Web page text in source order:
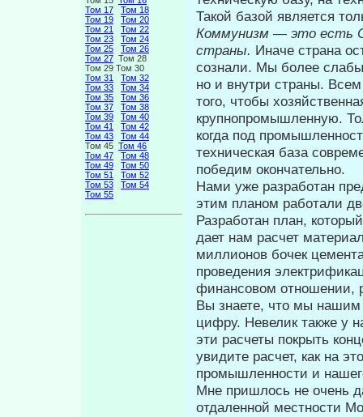
Том 17
Том 18
Том 19
Том 20
Том 21
Том 22
Том 23
Том 24
Том 25
Том 26
Том 27 Том 28
Том 29 Том 30
Том 31
Том 32
Том 33
Том 34
Том 35
Том 36
Том 37
Том 38
Том 39
Том 40
Том 41
Том 42
Том 43
Том 44
Том 45 Том 46
Том 47
Том 48
Том 49
Том 50
Том 51
Том 52
Том 53
Том 54
Том 55
Такой базой является
Коммунизм — это есть
страны. Иначе страна
сознали. Мы бо­лее
но и внутри страны.
того, чтобы
крупнопромышленную.
когда под
техническая база
победим окончательно.
Нами уже разработан
этим пла­ном работали
Разработан план,
дает нам расчет
миллионов бочек
проведения
финансовом отношении,
Вы знаете, что мы
цифру. Невелик также у
эти расчеты покрыть
увидите расчет, как на
промышленности и
Мне пришлось не очень
отдаленной местности